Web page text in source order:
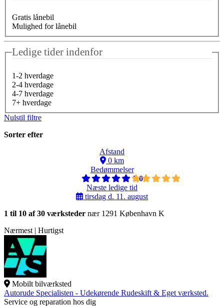
Gratis lånebil
Mulighed for lånebil
Ledige tider indenfor
1-2 hverdage
2-4 hverdage
4-7 hverdage
7+ hverdage
Nulstil filtre
Sorter efter
Afstand
0 km
Bedømmelser
5,0
Næste ledige tid
tirsdag d. 11. august
1 til 10 af 30 værksteder nær 1291 København K
Nærmest | Hurtigst
Mobilt bilværksted
Autorude Specialisten - Udekørende Rudeskift & Eget værksted.
Service og reparation hos dig